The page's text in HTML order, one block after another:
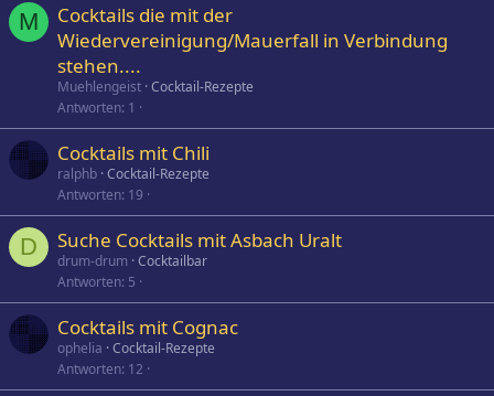
M
Cocktails die mit der
Wiedervereinigung/Mauerfall in Verbindung
stehen....
Muehlengeist Cocktail-Rezepte
Antworten 1
Cocktails mit Chili
ralphb Cocktail-Rezepte
Antworten 19
D Suche Cocktails mit Asbach Uralt
drum-drum Cocktailbar
Antworten 5
Cocktails mit Cognac
ophelia Cocktail-Rezepte
Antworten 12